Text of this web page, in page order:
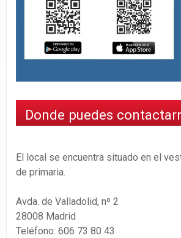
Donde puedes
El local se encuentra situado en el
de primaria.
Avda. de Valladolid, nº 2
28008 Madrid
Teléfono: 606 73 80 43